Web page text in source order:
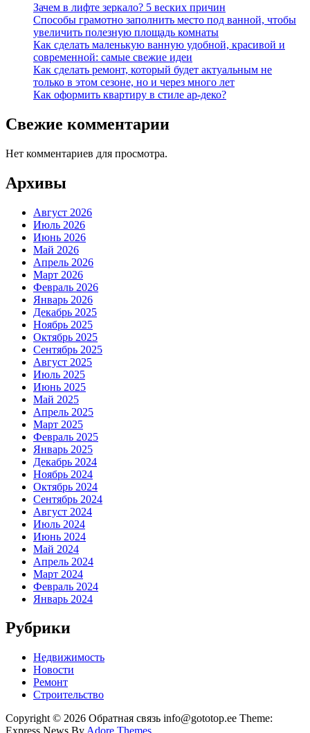
Зачем в лифте зеркало? 5 веских причин
Способы грамотно заполнить место под ванной, чтобы
увеличить полезную площадь комнаты
Как сделать маленькую ванную удобной, красивой и
современной: самые свежие идеи
Как сделать ремонт, который будет актуальным не
только в этом сезоне, но и через много лет
Как оформить квартиру в стиле ар-деко?
Свежие комментарии
Нет комментариев для просмотра.
Архивы
Август 2026
Июль 2026
Июнь 2026
Май 2026
Апрель 2026
Март 2026
Февраль 2026
Январь 2026
Декабрь 2025
Ноябрь 2025
Октябрь 2025
Сентябрь 2025
Август 2025
Июль 2025
Июнь 2025
Май 2025
Апрель 2025
Март 2025
Февраль 2025
Январь 2025
Декабрь 2024
Ноябрь 2024
Октябрь 2024
Сентябрь 2024
Август 2024
Июль 2024
Июнь 2024
Май 2024
Апрель 2024
Март 2024
Февраль 2024
Январь 2024
Рубрики
Недвижимость
Новости
Ремонт
Строительство
Copyright © 2026 Обратная связь info@gototop.ee Theme: